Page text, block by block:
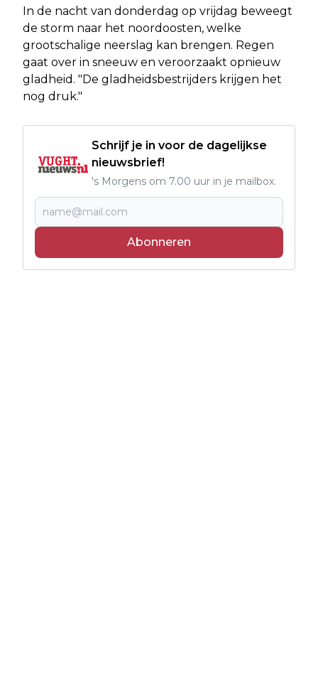
In de nacht van donderdag op vrijdag beweegt
de storm naar het noordoosten, welke
grootschalige neerslag kan brengen. Regen
gaat over in sneeuw en veroorzaakt opnieuw
gladheid. "De gladheidsbestrijders krijgen het
nog druk."
Schrijf je in voor de dagelijkse
nieuwsbrief!
's Morgens om 7.00 uur in je mailbox.
Abonneren